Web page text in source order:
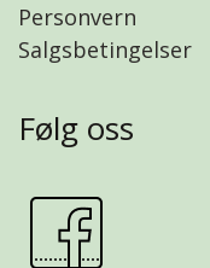
Personvern
Salgsbetingelser
Følg oss